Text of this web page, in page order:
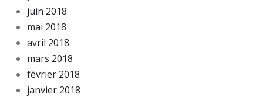
juin 2018
mai 2018
avril 2018
mars 2018
février 2018
janvier 2018